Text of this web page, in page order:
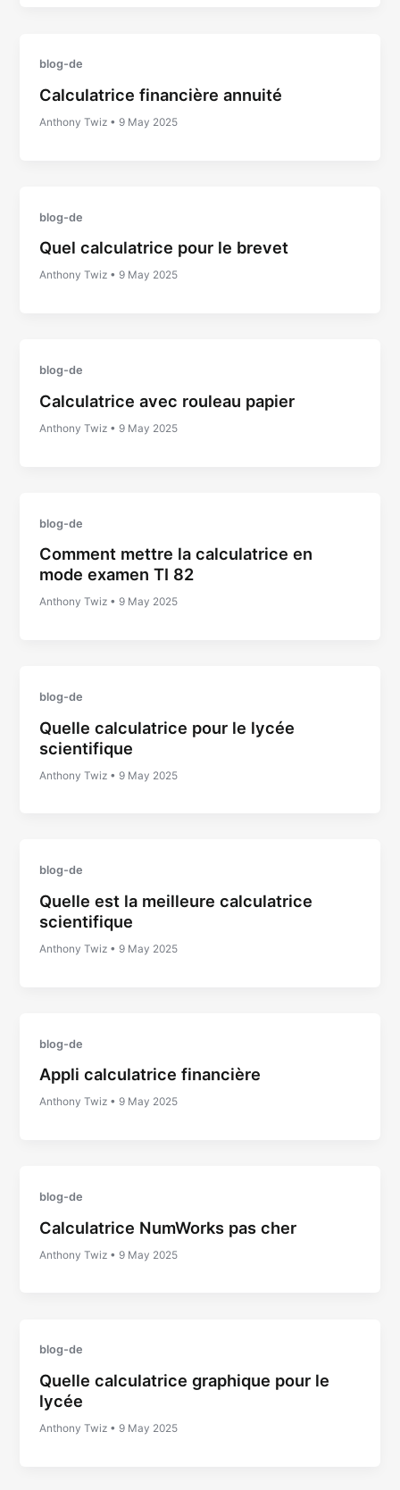
blog-de
Calculatrice financière annuité
Anthony Twiz •9 May 2025
blog-de
Quel calculatrice pour le brevet
Anthony Twiz •9 May 2025
blog-de
Calculatrice avec rouleau papier
Anthony Twiz •9 May 2025
blog-de
Comment mettre la calculatrice en
mode examen TI 82
Anthony Twiz •9 May 2025
blog-de
Quelle calculatrice pour le lycée
scientifique
Anthony Twiz •9 May 2025
blog-de
Quelle est la meilleure calculatrice
scientifique
Anthony Twiz •9 May 2025
blog-de
Appli calculatrice financière
Anthony Twiz •9 May 2025
blog-de
Calculatrice NumWorks pas cher
Anthony Twiz •9 May 2025
blog-de
Quelle calculatrice graphique pour le
lycée
Anthony Twiz •9 May 2025